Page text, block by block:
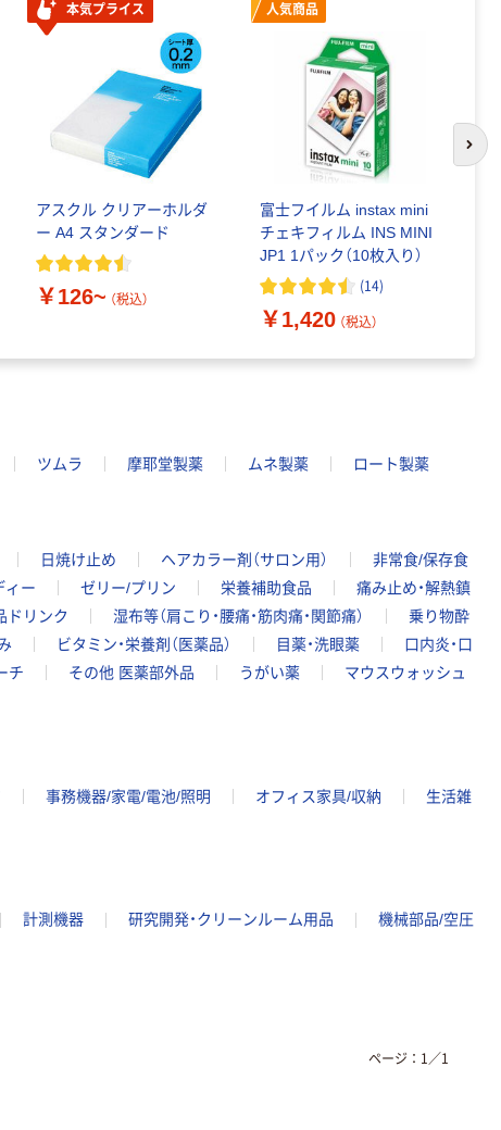
本気プライス
アスクル クリアーホルダ
ー A4 スタンダード
￥126~ （税込）
人気商品
富士フイルム instax mini
チェキフィルム INS MINI
JP1 1パック（10枚入り）
(14)
￥1,420 （税込）
次
ツムラ 摩耶堂製薬 ムネ製薬 ロート製薬
日焼け止め ヘアカラー剤（サロン用）
非常食/保存食
ィー ゼリー/プリン 栄養補助食品
痛み止め・解熱鎮
ドリンク 湿布等（肩こり・腰痛・筋肉痛・関節痛）
乗り物酔
ビタミン・栄養剤（医薬品） 目薬・洗眼薬
口内炎・口
チ その他 医薬部外品 うがい薬
マウスウォッシュ
事務機器/家電/電池/照明 オフィス家具/収納
生活雑
計測機器 研究開発・クリーンルーム用品
機械部品/空圧
ページ： 1／1